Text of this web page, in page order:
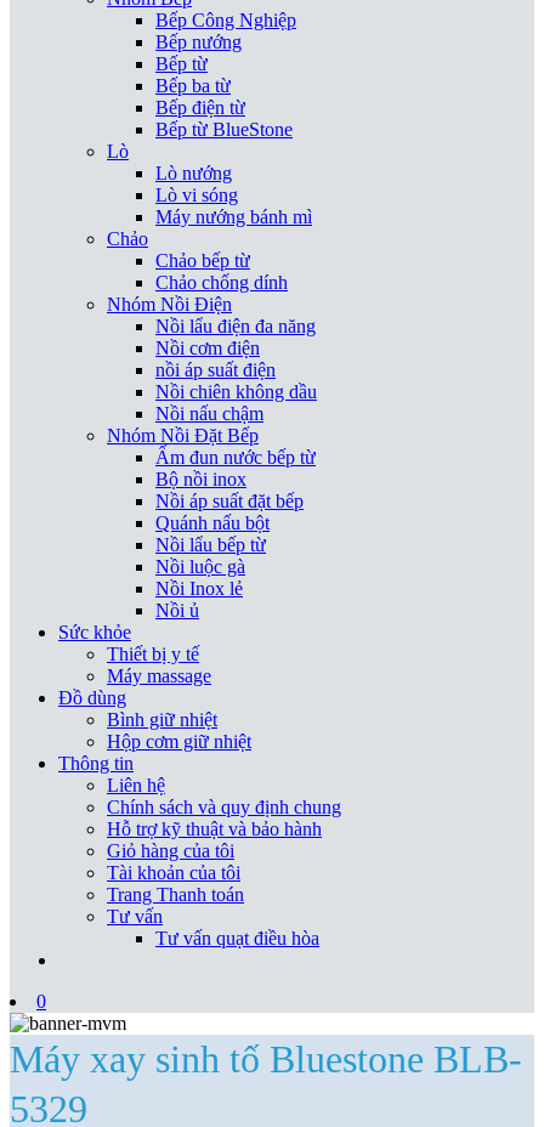
Bếp Công Nghiệp
Bếp nướng
Bếp từ
Bếp ba từ
Bếp điện từ
Bếp từ BlueStone
Lò
Lò nướng
Lò vi sóng
Máy nướng bánh mì
Chảo
Chảo bếp từ
Chảo chống dính
Nhóm Nồi Điện
Nồi lẩu điện đa năng
Nồi cơm điện
nồi áp suất điện
Nồi chiên không dầu
Nồi nấu chậm
Nhóm Nồi Đặt Bếp
Ấm đun nước bếp từ
Bộ nồi inox
Nồi áp suất đặt bếp
Quánh nấu bột
Nồi lẩu bếp từ
Nồi luộc gà
Nồi Inox lẻ
Nồi ủ
Sức khỏe
Thiết bị y tế
Máy massage
Đồ dùng
Bình giữ nhiệt
Hộp cơm giữ nhiệt
Thông tin
Liên hệ
Chính sách và quy định chung
Hỗ trợ kỹ thuật và bảo hành
Giỏ hàng của tôi
Tài khoản của tôi
Trang Thanh toán
Tư vấn
Tư vấn quạt điều hòa
0
Máy xay sinh tố Bluestone BLB-
5329